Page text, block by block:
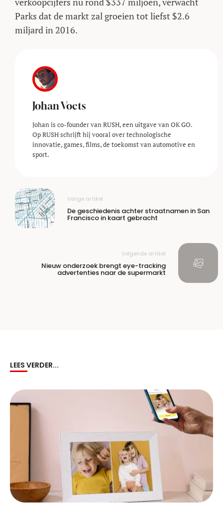
Parks dat de markt zal groeien tot liefst $2.6
miljard in 2016.
Johan Voets
Johan is co-founder van RUSH, een uitgave van OK GO.
Op RUSH schrijft hij vooral over technologische
innovatie, games, films, de toekomst van automotive en
sport.
Vorige artikel
De geschiedenis achter straatnamen in San
Francisco in kaart gebracht
Volgende artikel
Nieuw onderzoek brengt eye-tracking
advertenties naar de supermarkt
LEES VERDER...